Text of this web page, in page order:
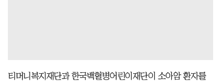
티머니복지재단과 한국백혈병어린이재단이 소아암 환자를